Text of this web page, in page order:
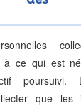
à ce qui est
poursuivi.
que les